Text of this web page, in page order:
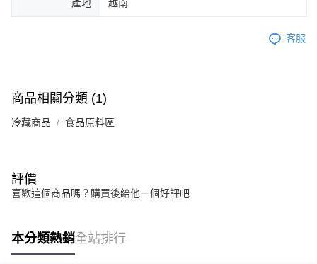
產地 越南
客服
商品相關分類 (1)
冷藏商品 食品原料區
評價
喜歡這個商品嗎？購買後給他一個好評吧
本分類熱銷全站排行